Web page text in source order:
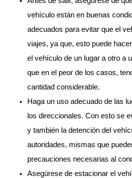
vehículo están en buenas
adecuados para evitar que el
viajes, ya que, esto puede
el vehículo de un lugar a otro a
que en el peor de los casos,
cantidad considerable.
Haga un uso adecuado de las
los direccionales. Con esto se
y también la detención del
autoridades, mismas que
precauciones necesarias al
Asegúrese de estacionar el